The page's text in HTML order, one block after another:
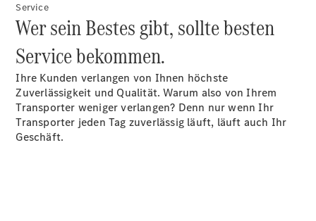
Benz Store
Gebrauchte
Transporter
Angebote
Online
Service
Wer sein Bestes gibt, sollte besten
Service bekommen.
Ihre Kunden verlangen von Ihnen höchste
Zuverlässigkeit und Qualität. Warum also von Ihrem
Transporter weniger verlangen? Denn nur wenn Ihr
Transporter jeden Tag zuverlässig läuft, läuft auch Ihr
Geschäft.